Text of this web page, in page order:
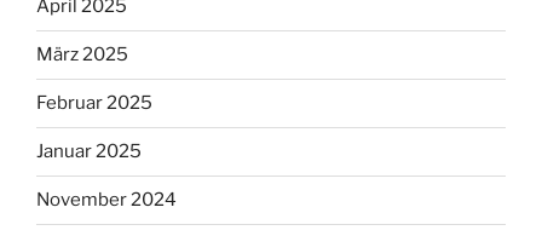
April 2025
März 2025
Februar 2025
Januar 2025
November 2024